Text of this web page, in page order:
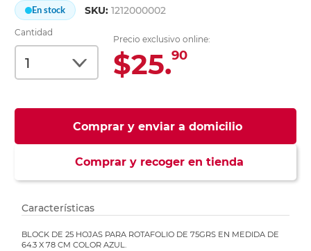
En stock SKU:1212000002
Cantidad
Precio exclusivo online:
$25.90
Comprar y enviar a domicilio
Comprar y recoger en tienda
Características
BLOCK DE 25 HOJAS PARA ROTAFOLIO DE 75GRS EN MEDIDA DE
64.3 X 78 CM COLOR AZUL.